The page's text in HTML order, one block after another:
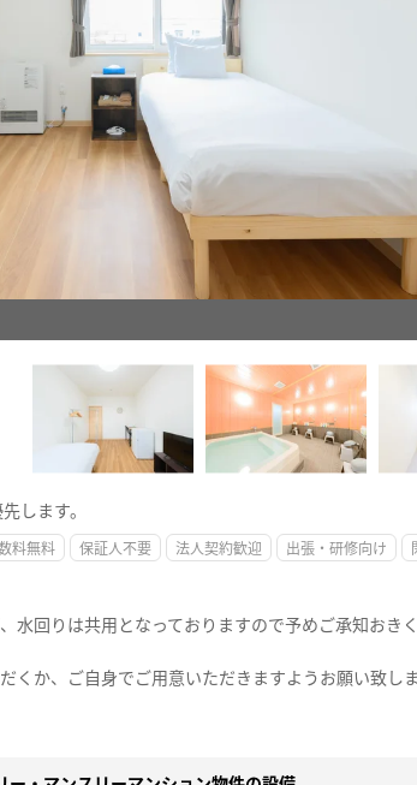
します。
料無料 保証人不要 法人契約歓迎 出張・研修向け
回りは共用となっておりますので予めご承知おきく
か、ご自身でご用意いただきますようお願い致しま